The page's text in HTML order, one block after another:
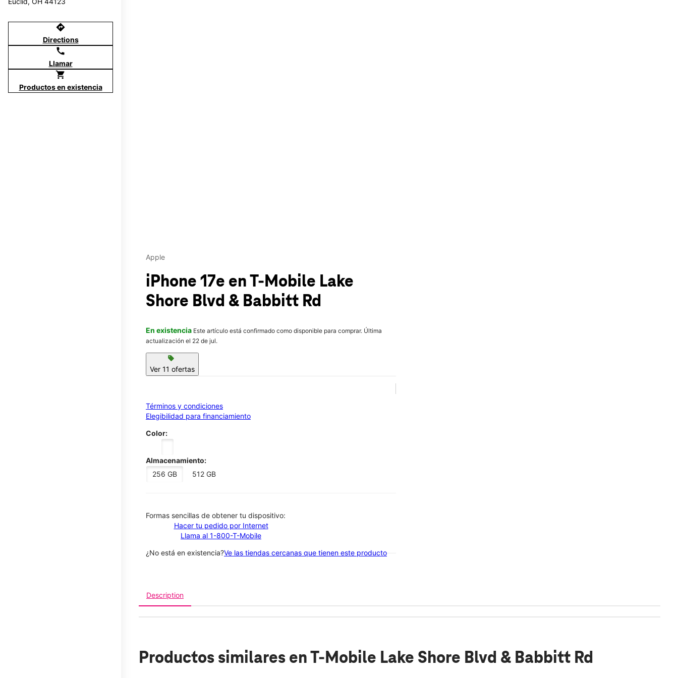
directions
Directions
call
Llamar
shopping_cart
Productos en existencia
Apple
iPhone 17e en T-Mobile Lake
Shore Blvd & Babbitt Rd
En existencia Este artículo está confirmado como disponible para comprar. Última
actualización el 22 de jul.
sell
Ver 11 ofertas
Términos y condiciones
Elegibilidad para financiamiento
Color:
Almacenamiento:
256 GB
512 GB
​​​​​​​Formas sencillas de obtener tu dispositivo:
Hacer tu pedido por Internet
Llama al 1-800-T-Mobile
¿No está en existencia?Ve las tiendas cercanas que tienen este producto
Description
Productos similares en T-Mobile Lake Shore Blvd & Babbitt Rd